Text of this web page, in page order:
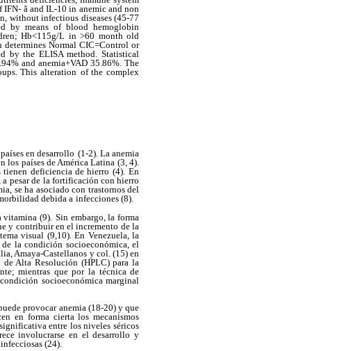
IFN- ã and IL-10 in anemic and non
without infectious diseases (45-77
by means of blood hemoglobin
Hb<115g/L in >60 month old
determines Normal CIC=Control or
by the ELISA method. Statistical
and anemia+VAD 35.86%. The
This alteration of the complex
en desarrollo (1-2). La anemia
los países de América Latina (3, 4).
deficiencia de hierro (4). En
a pesar de la fortificación con hierro
se ha asociado con trastornos del
debida a infecciones (8).
vitamina (9). Sin embargo, la forma
y contribuir en el incremento de la
visual (9,10). En Venezuela, la
de la condición socioeconómica, el
Amaya-Castellanos y col. (15) en
Alta Resolución (HPLC) para la
mientras que por la técnica de
socioeconómica marginal
provocar anemia (18-20) y que
en forma cierta los mecanismos
entre los niveles séricos
involucrarse en el desarrollo y
(24).